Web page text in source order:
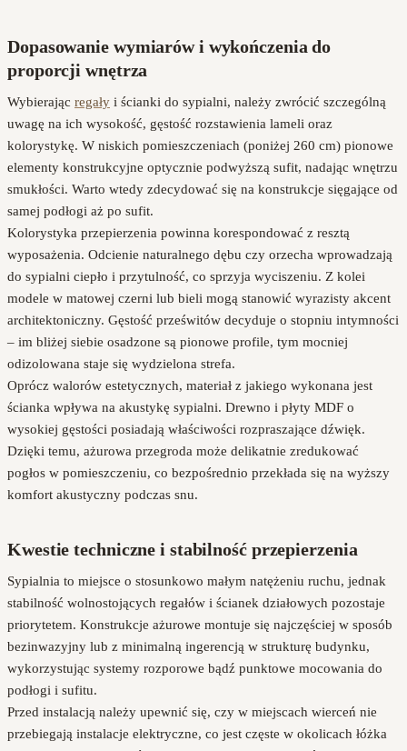
Dopasowanie wymiarów i wykończenia do
proporcji wnętrza
Wybierając regały i ścianki do sypialni, należy zwrócić szczególną
uwagę na ich wysokość, gęstość rozstawienia lameli oraz
kolorystykę. W niskich pomieszczeniach (poniżej 260 cm) pionowe
elementy konstrukcyjne optycznie podwyższą sufit, nadając wnętrzu
smukłości. Warto wtedy zdecydować się na konstrukcje sięgające od
samej podłogi aż po sufit.
Kolorystyka przepierzenia powinna korespondować z resztą
wyposażenia. Odcienie naturalnego dębu czy orzecha wprowadzają
do sypialni ciepło i przytulność, co sprzyja wyciszeniu. Z kolei
modele w matowej czerni lub bieli mogą stanowić wyrazisty akcent
architektoniczny. Gęstość prześwitów decyduje o stopniu intymności
– im bliżej siebie osadzone są pionowe profile, tym mocniej
odizolowana staje się wydzielona strefa.
Oprócz walorów estetycznych, materiał z jakiego wykonana jest
ścianka wpływa na akustykę sypialni. Drewno i płyty MDF o
wysokiej gęstości posiadają właściwości rozpraszające dźwięk.
Dzięki temu, ażurowa przegroda może delikatnie zredukować
pogłos w pomieszczeniu, co bezpośrednio przekłada się na wyższy
komfort akustyczny podczas snu.
Kwestie techniczne i stabilność przepierzenia
Sypialnia to miejsce o stosunkowo małym natężeniu ruchu, jednak
stabilność wolnostojących regałów i ścianek działowych pozostaje
priorytetem. Konstrukcje ażurowe montuje się najczęściej w sposób
bezinwazyjny lub z minimalną ingerencją w strukturę budynku,
wykorzystując systemy rozporowe bądź punktowe mocowania do
podłogi i sufitu.
Przed instalacją należy upewnić się, czy w miejscach wierceń nie
przebiegają instalacje elektryczne, co jest częste w okolicach łóżka